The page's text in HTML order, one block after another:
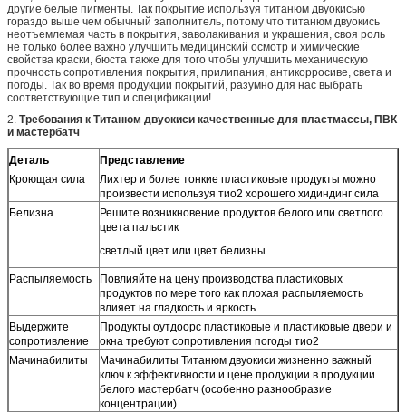
другие белые пигменты. Так покрытие используя титанюм двуокисью
гораздо выше чем обычный заполнитель, потому что титанюм двуокись
неотъемлемая часть в покрытия, заволакивания и украшения, своя роль
не только более важно улучшить медицинский осмотр и химические
свойства краски, бюста также для того чтобы улучшить механическую
прочность сопротивления покрытия, прилипания, антикорросиве, света и
погоды. Так во время продукции покрытий, разумно для нас выбрать
соответствующие тип и спецификации!
2. Требования к Титанюм двуокиси качественные для пластмассы, ПВК
и мастербатч
Деталь
Представление
Кроющая сила
Лихтер и более тонкие пластиковые продукты можно
произвести используя тио2 хорошего хидиндинг сила
Белизна
Решите возникновение продуктов белого или светлого
цвета пальстик
светлый цвет или цвет белизны
Распыляемость
Повлияйте на цену производства пластиковых
продуктов по мере того как плохая распыляемость
влияет на гладкость и яркость
Выдержите
сопротивление
Продукты оутдоорс пластиковые и пластиковые двери и
окна требуют сопротивления погоды тио2
Мачинабилиты
Мачинабилиты Титанюм двуокиси жизненно важный
ключ к эффективности и цене продукции в продукции
белого мастербатч (особенно разнообразие
концентрации)